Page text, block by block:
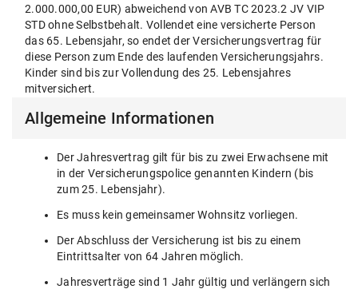
2.000.000,00 EUR) abweichend von AVB TC 2023.2 JV VIP
STD ohne Selbstbehalt. Vollendet eine versicherte Person
das 65. Lebensjahr, so endet der Versicherungsvertrag für
diese Person zum Ende des laufenden Versicherungsjahrs.
Kinder sind bis zur Vollendung des 25. Lebensjahres
mitversichert.
Allgemeine Informationen
Der Jahresvertrag gilt für bis zu zwei Erwachsene mit
in der Versicherungspolice genannten Kindern (bis
zum 25. Lebensjahr).
Es muss kein gemeinsamer Wohnsitz vorliegen.
Der Abschluss der Versicherung ist bis zu einem
Eintrittsalter von 64 Jahren möglich.
Jahresverträge sind 1 Jahr gültig und verlängern sich